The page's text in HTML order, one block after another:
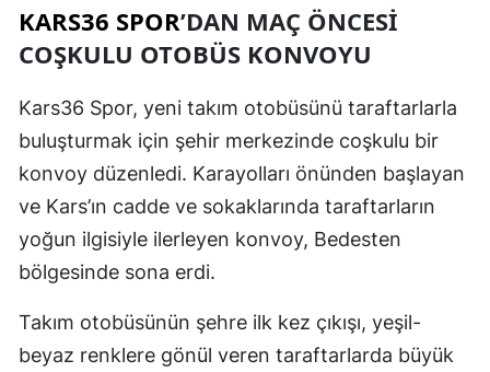
Elazığ
Erzincan
Erzurum
Eskişehir
Gaziantep
Giresun
Hakkari
KARS36 SPOR’DAN MAÇ ÖNCESI
COŞKULU OTOBÜS KONVOYU
Kars36 Spor, yeni takım otobüsünü taraftarlarla
buluşturmak için şehir merkezinde coşkulu bir
konvoy düzenledi. Karayolları önünden başlayan
ve Kars’ın cadde ve sokaklarında taraftarların
yoğun ilgisiyle ilerleyen konvoy, Bedesten
bölgesinde sona erdi.
Takım otobüsünün şehre ilk kez çıkışı, yeşil-
beyaz renklere gönül veren taraftarlarda büyük